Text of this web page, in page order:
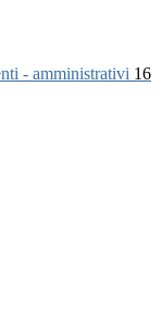
- amministrativi 16